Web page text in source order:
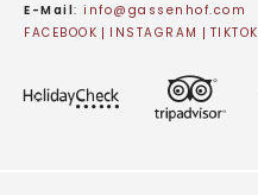
E-Mail: info@ gassenhof.com
FACEBOOK
INSTAGRAM TIKTOK